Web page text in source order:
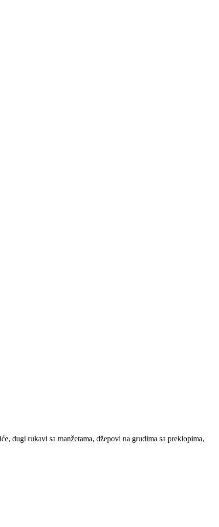
dugi rukavi sa manžetama, džepovi na grudima sa preklopima,